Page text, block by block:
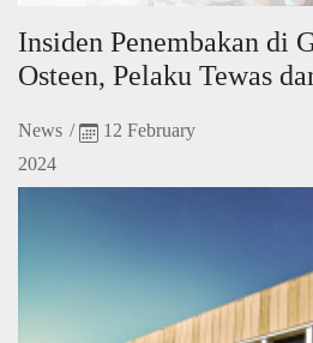
Insiden Penembakan di
Osteen, Pelaku Tewas
News /
12 February
2024